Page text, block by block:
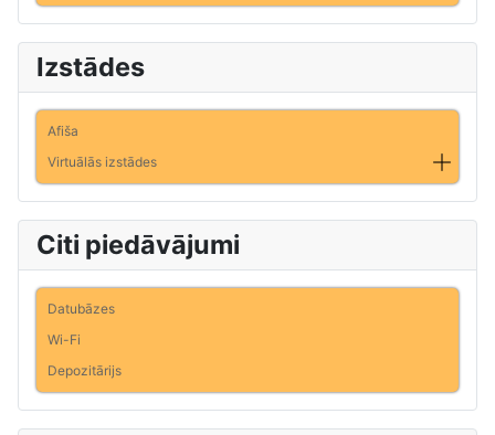
Izstādes
Afiša
Virtuālās izstādes
Citi piedāvājumi
Datubāzes
Wi-Fi
Depozitārijs